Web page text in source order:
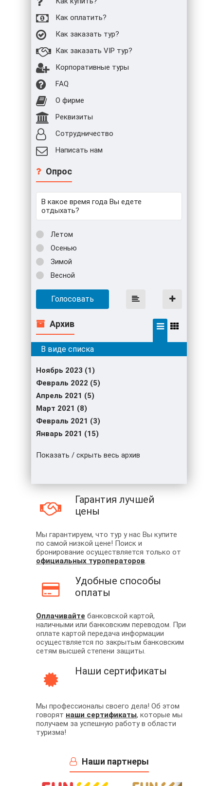
Как оплатить?
Как заказать тур?
Как заказать VIP тур?
Корпоративные туры
FAQ
О фирме
Реквизиты
Сотрудничество
Написать нам
Опрос
В какое время года Вы едете
отдыхать?
Летом
Осенью
Зимой
Весной
Голосовать
Архив
Ноябрь 2023 (1)
Февраль 2022 (5)
Апрель 2021 (5)
Март 2021 (8)
Февраль 2021 (3)
Январь 2021 (15)
Показать / скрыть весь архив
Гарантия лучшей
цены
Мы гарантируем, что тур у нас Вы купите
по самой низкой цене! Поиск и
бронирование осуществляется только от
официальных туроператоров.
Удобные способы
оплаты
Оплачивайте банковской картой,
наличными или банковским переводом. При
оплате картой передача информации
осуществляется по закрытым банковским
сетям высшей степени защиты.
Наши сертификаты
Мы профессионалы своего дела! Об этом
говорят наши сертификаты, которые мы
получаем за успешную работу в области
туризма!
Наши партнеры